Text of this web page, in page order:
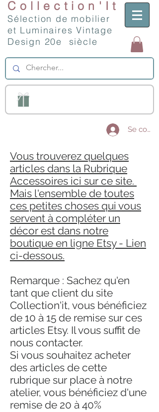
Collection'It
Sélection de mobilier
et Luminaires Vintage
Design 20e siècle
Se
Vous trouverez quelques
articles dans la Rubrique
Accessoires ici sur ce site.
Mais l'ensemble de toutes
ces petites choses qui vous
servent à compléter un
décor est dans notre
boutique en ligne Etsy - Lien
ci-dessous.
Remarque : Sachez qu'en
tant que client du site
Collection'it, vous bénéficiez
de 10 à 15 de remise sur ces
articles Etsy. Il vous suffit de
nous contacter.
Si vous souhaitez acheter
des articles de cette
rubrique sur place à notre
atelier, vous bénéficiez d'une
remise de 20 à 40%